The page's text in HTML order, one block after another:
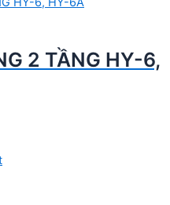
2 TẦNG HY-6,